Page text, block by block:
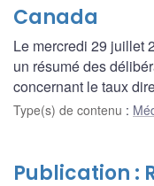
Canada
Le mercredi 29 juillet
un résumé des
concernant le taux
Type(s) de contenu :
Publication :